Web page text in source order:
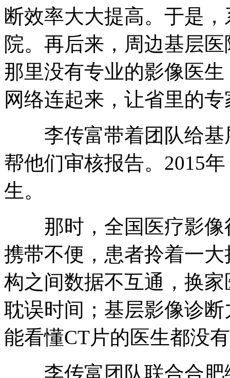
断效率大大提高。于是
院。再后来，周边基层
那里没有专业的影像医
网络连起来，让省里的
李传富带着团队给基
帮他们审核报告。2015
生。
那时，全国医疗影像
携带不便，患者拎着一
构之间数据不互通，换
耽误时间；基层影像诊
能看懂CT片的医生都没
李传富团队联合合肥